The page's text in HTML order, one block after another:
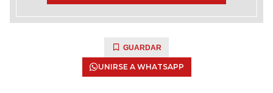
GUARDAR
UNIRSE A WHATSAPP